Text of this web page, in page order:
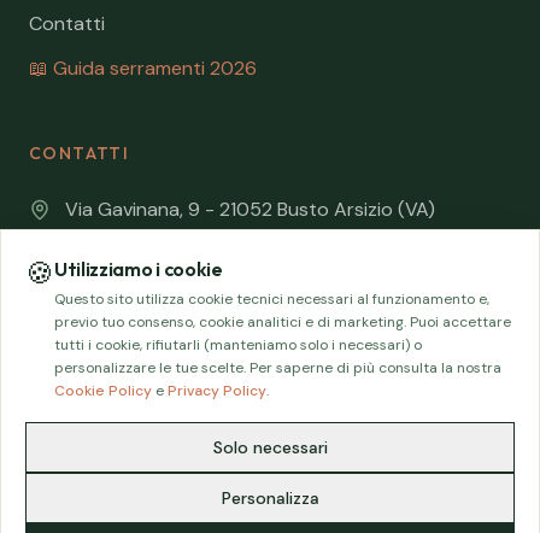
Contatti
📖 Guida serramenti 2026
CONTATTI
Via Gavinana, 9 - 21052 Busto Arsizio (VA)
0331 630479
info@edpserramentieporte.it
Privacy PolicyCookie Policy🍪 Preferenze cookie
🍪 Utilizziamo i cookie
Questo sito utilizza cookie tecnici necessari al funzionamento e,
previo tuo consenso, cookie analitici e di marketing. Puoi accettare
tutti i cookie, rifiutarli (manteniamo solo i necessari) o
personalizzare le tue scelte. Per saperne di più consulta la nostra
Cookie Policy ePrivacy Policy.
Solo necessari
Personalizza